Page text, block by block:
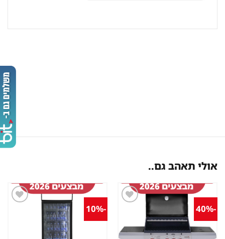
אולי תאהב גם..
במועדפים